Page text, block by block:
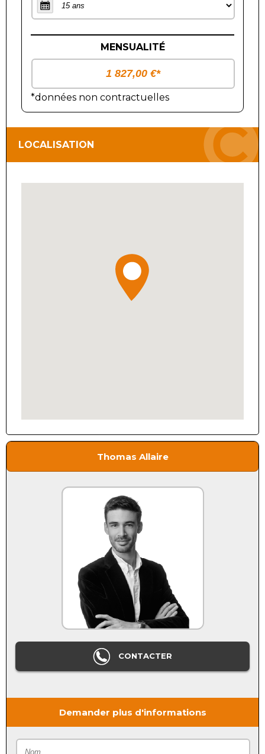
MENSUALITÉ
*données non contractuelles
LOCALISATION
Thomas Allaire
CONTACTER
Demander plus d'informations